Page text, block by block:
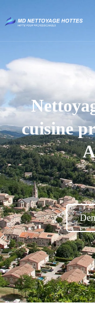
cuisine